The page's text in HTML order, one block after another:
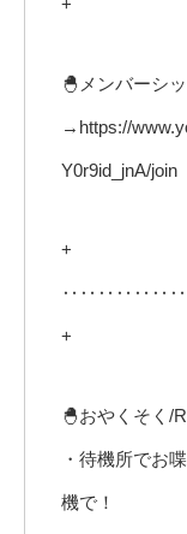
+
🐣メンバーシ
→https://
Y0r9id_jnA/join
+
+
🐣おやくそく/
・待機所でお
機で！